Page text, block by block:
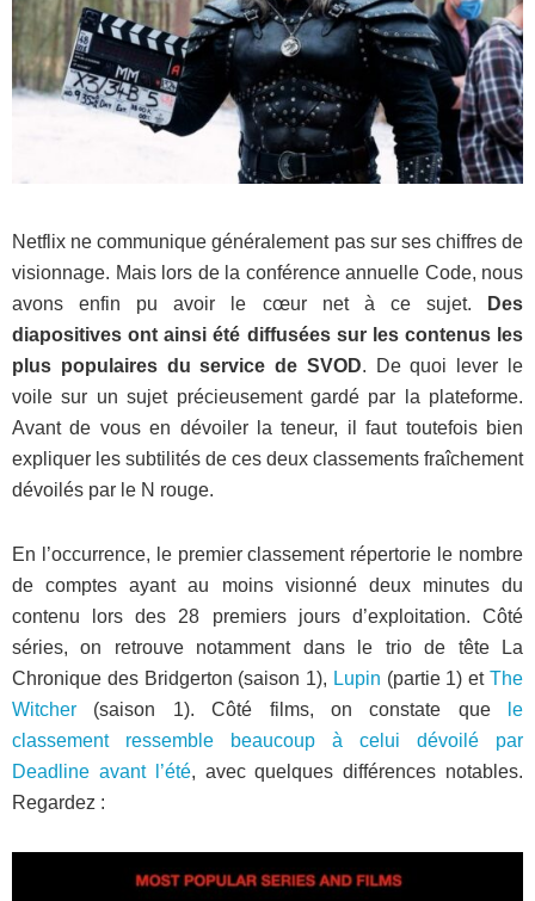
Netflix ne communique généralement pas sur ses chiffres de
visionnage. Mais lors de la conférence annuelle Code, nous
avons enfin pu avoir le cœur net à ce sujet.
Des
diapositives ont ainsi été diffusées sur les contenus les
plus populaires du service de SVOD. De quoi lever le
voile sur un sujet précieusement gardé par la plateforme.
Avant de vous en dévoiler la teneur, il faut toutefois bien
expliquer les subtilités de ces deux classements fraîchement
dévoilés par le N rouge.
En l’occurrence, le premier classement répertorie le nombre
de comptes ayant au moins visionné deux minutes du
contenu lors des 28 premiers jours d’exploitation. Côté
séries, on retrouve notamment dans le trio de tête La
Chronique des Bridgerton (saison 1), Lupin (partie 1) etThe
Witcher (saison 1). Côté films, on constate que
le
classement ressemble beaucoup à celui dévoilé par
Deadline avant l’été, avec quelques différences notables.
Regardez :